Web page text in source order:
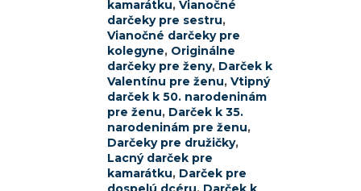
kamarátku, Vianočné
darčeky pre sestru,
Vianočné darčeky pre
kolegyne, Originálne
darčeky pre ženy, Darček k
Valentínu pre ženu, Vtipný
darček k 50. narodeninám
pre ženu, Darček k 35.
narodeninám pre ženu,
Darčeky pre družičky,
Lacný darček pre
kamarátku, Darček pre